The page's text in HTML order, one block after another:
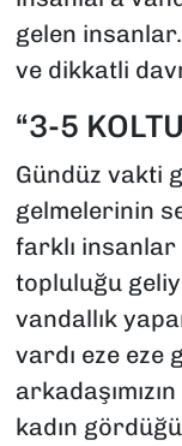
gelen
ve dikkatli
“3-5
Gündüz vakti
gelmelerinin
farklı insanlar
topluluğu
vandallık
vardı eze eze
kadın